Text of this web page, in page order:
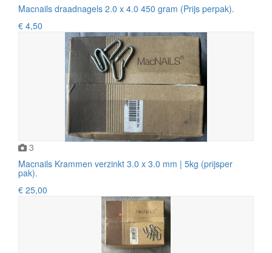
Macnails draadnagels 2.0 x 4.0 450 gram (Prijs perpak).
€ 4,50
3
Macnails Krammen verzinkt 3.0 x 3.0 mm | 5kg (prijsper
pak).
€ 25,00